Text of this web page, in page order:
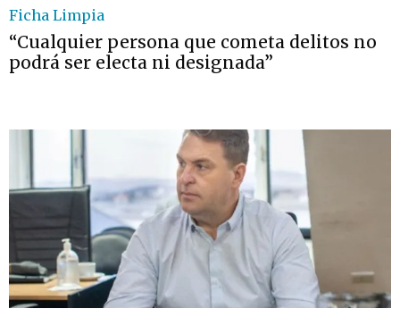
Ficha Limpia
“Cualquier persona que cometa delitos no
podrá ser electa ni designada”